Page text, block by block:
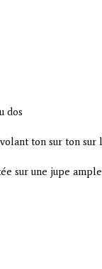
dos
ton sur ton sur
sur une jupe